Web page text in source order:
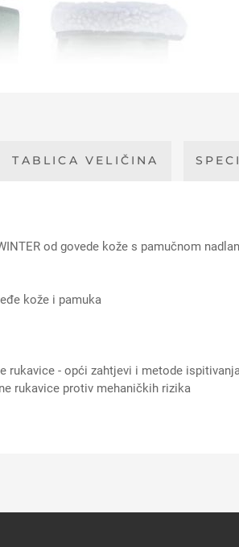
TABLICA VELIČINA
od govede kože s pamučnom
kože i pamuka
rukavice - opći zahtjevi i metode
rukavice protiv mehaničkih rizika